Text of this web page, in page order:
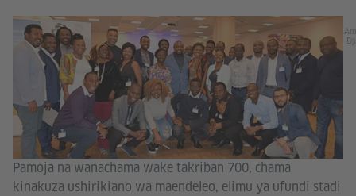
Pamoja na wanachama wake takriban 700, chama
kinakuza ushirikiano wa maendeleo, elimu ya ufundi stadi